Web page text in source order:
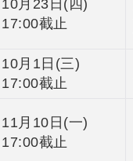
10月23日(四)
17:00截止
10月1日(三)
17:00截止
11月10日(一)
17:00截止